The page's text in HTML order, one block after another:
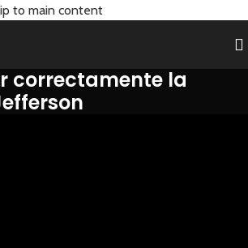
to main content
correctamente la